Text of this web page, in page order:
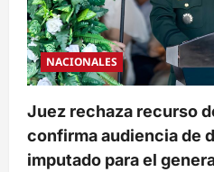
NACIONALES
Juez rechaza recurso
confirma audiencia de
imputado para el